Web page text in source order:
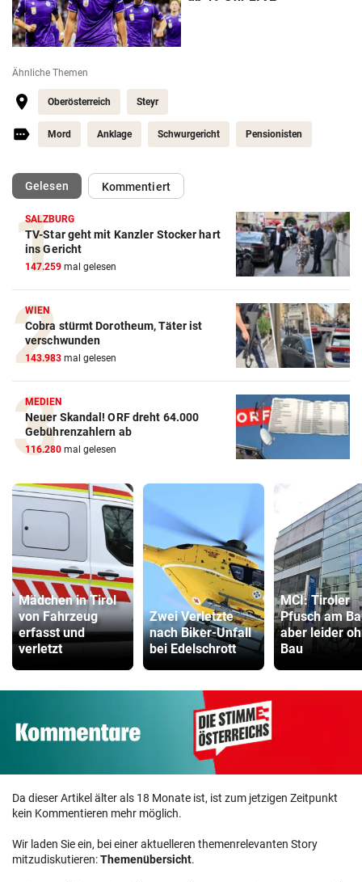
Ähnliche Themen
Oberösterreich Steyr
Mord Anklage Schwurgericht Pensionisten
Gelesen(ausgewählt)Kommentiert
SALZBURG
TV-Star geht mit Kanzler Stocker hart
ins Gericht
147.259 mal gelesen
WIEN
Cobra stürmt Dorotheum, Täter ist
verschwunden
143.983 mal gelesen
MEDIEN
Neuer Skandal! ORF dreht 64.000
Gebührenzahlern ab
116.280 mal gelesen
Mädchen in Tirol
von Fahrzeug
erfasst und
verletzt
Zwei Verletzte
nach Biker-Unfall
bei Edelschrott
MCI: Tiroler
Pfusch am
aber leider
Bau
Da dieser Artikel älter als 18 Monate ist, ist zum jetzigen Zeitpunkt
kein Kommentieren mehr möglich.
Wir laden Sie ein, bei einer aktuelleren themenrelevanten Story
mitzudiskutieren:Themenübersicht.